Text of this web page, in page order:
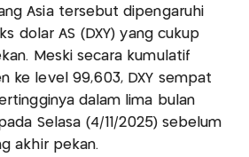
Asia tersebut dipengaruhi
dolar AS (DXY) yang cukup
Meski secara kumulatif
ke level 99,603, DXY sempat
dalam lima bulan
Selasa (4/11/2025) sebelum
akhir pekan.